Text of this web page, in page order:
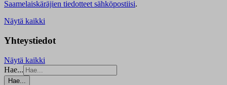
Saamelaiskäräjien tiedotteet sähköpostiisi.
Näytä kaikki
Yhteystiedot
Näytä kaikki
Hae...
Hae...